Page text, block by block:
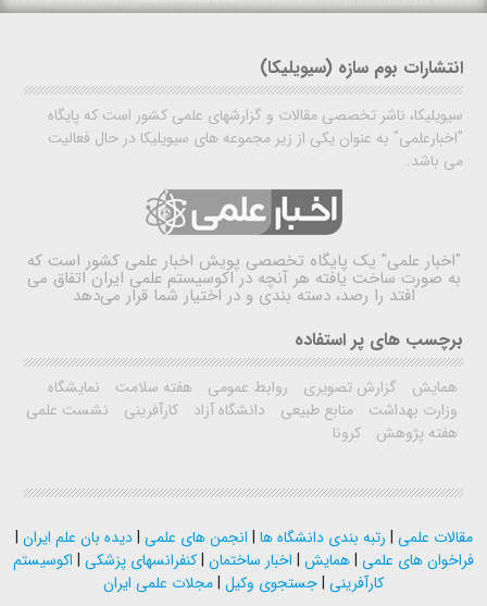
انتشارات بوم سازه (سیویلیکا)
سیویلیکا، ناشر تخصصی مقالات و گزارشهای علمی کشور است که پایگاه
"اخبارعلمی" به عنوان یکی از زیر مجموعه های سیویلیکا در حال فعالیت
می باشد.
"اخبار علمی" یک پایگاه تخصصی پویش اخبار علمی کشور است که
به صورت ساخت یافته هر آنچه در اکوسیستم علمی ایران اتفاق می
افتد را رصد، دسته بندی و در اختیار شما قرار می‌دهد
برچسب های پر استفاده
همایش گزارش تصویری روابط عمومی هفته سلامت
نمایشگاه
وزارت بهداشت
منابع طبیعی دانشگاه آزاد کارآفرینی
نشست علمی
هفته پژوهش
کرونا
مقالات علمی | رتبه بندی دانشگاه ها | انجمن های علمی |دیده بان علم ایران |
فراخوان های علمی |همایش | اخبار ساختمان |کنفرانسهای پزشکی | اکوسیستم
کارآفرینی |جستجوی وکیل |مجلات علمی ایران